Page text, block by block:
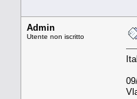
Admin
Utente non iscritto